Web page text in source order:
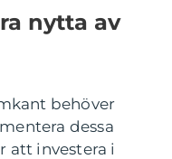
nytta av
behöver
dessa
att investera i